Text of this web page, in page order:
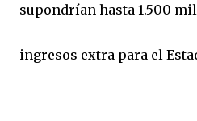
supondrían hasta 1.500
ingresos extra para el